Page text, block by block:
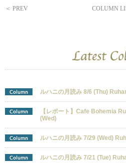
＜ PREV COLUMN
Column ルハニの月読み 8/6 (Thu)
Column
【レポート】Cafe Bohemia
(Wed)
Column ルハニの月読み 7/29 (Wed)
Column ルハニの月読み 7/21 (Tue)